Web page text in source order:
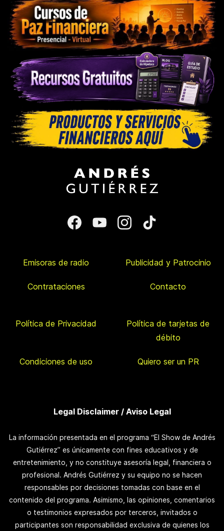
Emisoras de radio Publicidad y Patrocinio
Contrataciones Contacto
Política de Privacidad
Política de tarjetas de
débito
Condiciones de uso Quiero ser un PR
Legal Disclaimer / Aviso Legal
La información presentada en el programa “El Show de Andrés
Gutiérrez” es únicamente con fines educativos y de
entretenimiento, y no constituye asesoría legal, financiera o
profesional. Andrés Gutiérrez y su equipo no se hacen
responsables por decisiones tomadas con base en el
contenido del programa. Asimismo, las opiniones, comentarios
o testimonios expresados por terceros, invitados o
participantes son responsabilidad exclusiva de quienes los